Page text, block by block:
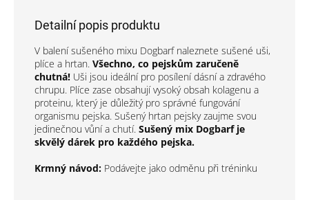
Detailní popis produktu
V balení sušeného mixu Dogbarf naleznete sušené uši,
plíce a hrtan. Všechno, co pejskům zaručeně
chutná! Uši jsou ideální pro posílení dásní a zdravého
chrupu. Plíce zase obsahují vysoký obsah kolagenu a
proteinu, který je důležitý pro správné fungování
organismu pejska. Sušený hrtan pejsky zaujme svou
jedinečnou vůní a chutí. Sušený mix Dogbarf je
skvělý dárek pro každého pejska.
Krmný návod: Podávejte jako odměnu při tréninku